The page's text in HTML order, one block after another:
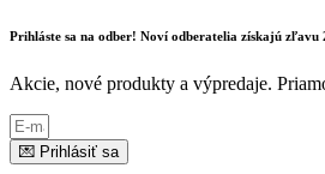
Prihláste sa na odber! Noví odberatelia získajú zľavu
Akcie, nové produkty a výpredaje.
💌 Prihlásiť sa